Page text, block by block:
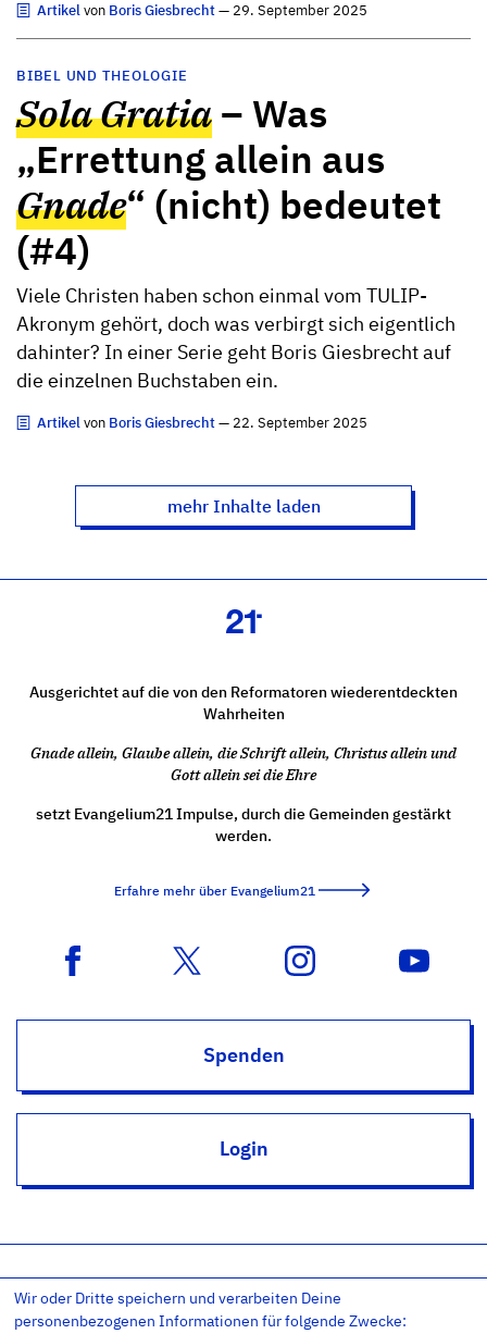
Artikelvon Boris Giesbrecht— 29. September 2025
BIBEL UND THEOLOGIE
Sola Gratia– Was
„Errettung allein aus
Gnade“ (nicht) bedeutet
(#4)
Viele Christen haben schon einmal vom TULIP-
Akronym gehört, doch was verbirgt sich eigentlich
dahinter? In einer Serie geht Boris Giesbrecht auf
die einzelnen Buchstaben ein.
Artikelvon Boris Giesbrecht— 22. September 2025
mehr Inhalte laden
Ausgerichtet auf die von den Reformatoren wiederentdeckten
Wahrheiten
Gnade allein, Glaube allein, die Schrift allein, Christus allein und
Gott allein sei die Ehre
setzt Evangelium21 Impulse, durch die Gemeinden gestärkt
werden.
Erfahre mehr über Evangelium21
Spenden
Login
Impressum Datenschutz
Datenschutz-Einstellungen
AGB
Kontakt RSS Newsletter
Wir oder Dritte speichern und verarbeiten Deine
personenbezogenen Informationen für folgende Zwecke: